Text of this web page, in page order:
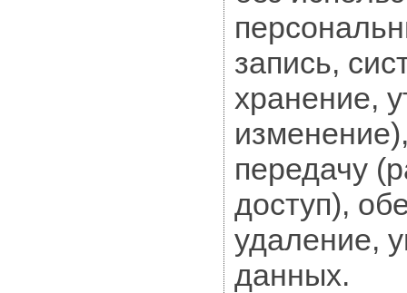
запись,
хранение,
передачу
доступ),
удаление,
данных.